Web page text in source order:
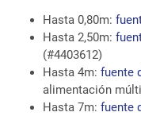
Hasta 0,80m:
Hasta 2,50m:
(#4403612)
Hasta 4m: fuente
alimentación
Hasta 7m: fuente